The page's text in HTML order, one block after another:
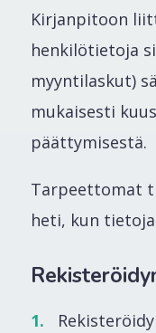
Kirjanpitoon
henkilötietoja
myyntilaskut)
mukaisesti
päättymisestä.
Tarpeettomat
heti, kun